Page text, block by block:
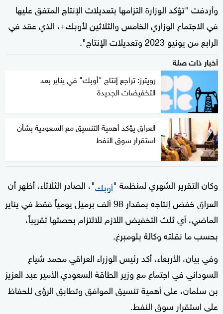
وأردفت "تؤكد الوزارة التزامها بتعديلات الإنتاج المتفق عليها
في الاجتماع الوزاري الخامس والثلاثين لأوبك+، الذي عقد في
الرابع من يونيو 2023 وتعديلات الإنتاج".
أخبار ذات صلة
رويترز: تراجع إنتاج "أوبك" في يناير بعد
التخفيضات الجديدة
العراق يؤكد أهمية التنسيق مع السعودية بشأن
استقرار سوق النفط
وكان التقرير الشهري لمنظمة "أوبك"، الصادر الثلاثاء، أظهر أن
العراق خفض إنتاجه بمقدار 98 ألف برميل يومياً فقط في يناير
الماضي، أي ثلث التخفيض اللازم للالتزام بحصتها تقريباً،
بحسب ما نقلته وكالة بلومبرغ.
وفي بيان، الأربعاء، أكد رئيس الوزراء العراقي محمد شياع
السوداني في اجتماع مع وزير الطاقة السعودي الأمير عبد العزيز
بن سلمان، على أهمية تنسيق الموافق وتطابق الرؤى للحفاظ
على استقرار سوق النفط.